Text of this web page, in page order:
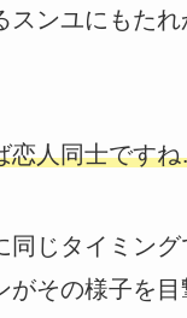
スンユにもた
恋人同士です
同じタイミン
がその様子を